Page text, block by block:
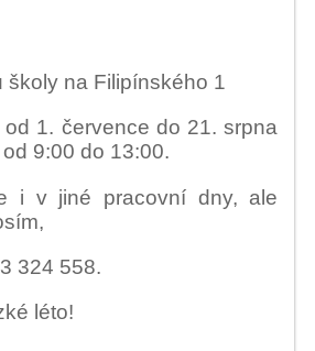
školy na Filipínského 1
1. července do 21. srpna
9:00 do 13:00.
i v jiné pracovní dny, ale
324 558.
léto!